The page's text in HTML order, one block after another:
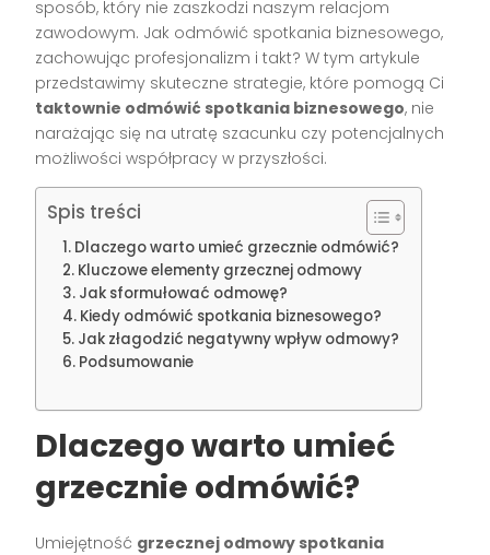
sposób, który nie zaszkodzi naszym relacjom
zawodowym. Jak odmówić spotkania biznesowego,
zachowując profesjonalizm i takt? W tym artykule
przedstawimy skuteczne strategie, które pomogą Ci
taktownie odmówić spotkania biznesowego, nie
narażając się na utratę szacunku czy potencjalnych
możliwości współpracy w przyszłości.
Spis treści
Dlaczego warto umieć grzecznie odmówić?
Kluczowe elementy grzecznej odmowy
Jak sformułować odmowę?
Kiedy odmówić spotkania biznesowego?
Jak złagodzić negatywny wpływ odmowy?
Podsumowanie
Dlaczego warto umieć
grzecznie odmówić?
Umiejętność grzecznej odmowy spotkania